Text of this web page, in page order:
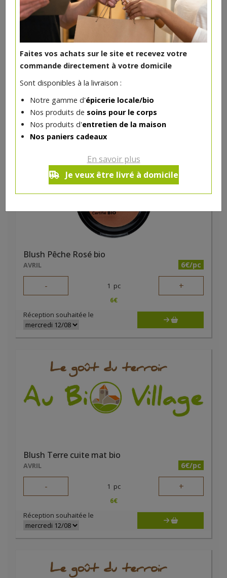
Faites vos achats sur le site et recevez votre
commande directement à votre domicile
Sont disponibles à la livraison :
Notre gamme d'épicerie locale/bio
Nos produits de soins pour le corps
Nos produits d'entretien de la maison
Nos paniers cadeaux
En savoir plus
Je veux être livré à domicile
*Hydratation des couches supérieures de l?épiderme
9€/pc
Ce produit est indisponible pour le moment.
DANS LA MÊME CATÉGORIE ...
Blush Pêche Rosé bio
AVRIL 6€/pc
- 1 pc +
6€
Réception souhaitée le
Blush Terre cuite mat bio
AVRIL 6€/pc
- 1 pc +
6€
Réception souhaitée le